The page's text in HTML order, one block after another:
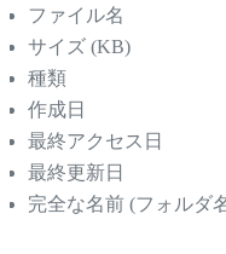
ファイル名
サイズ (KB)
種類
作成日
最終アクセス日
最終更新日
完全な名前 (フォルダ